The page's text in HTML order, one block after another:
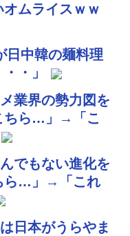
ムライスｗｗ
日中韓の麺料理
・」
業界の勢力図を
ちら…」→「こ
でもない進化を
ら…」→「これ
日本がうらやま